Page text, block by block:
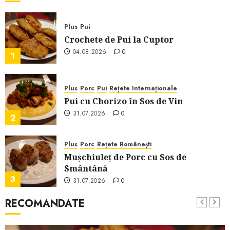
1
Plus Pui
Crochete de Pui la Cuptor
04.08.2026 0
2
Plus Porc Pui Rețete Internaționale
Pui cu Chorizo în Sos de Vin
31.07.2026 0
3
Plus Porc Rețete Românești
Mușchiuleț de Porc cu Sos de
Smântână
31.07.2026 0
Pepene cu Brânză Feta
RECOMANDATE